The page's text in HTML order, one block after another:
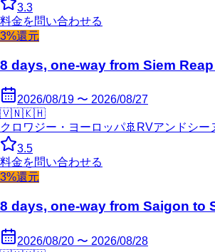
3.3
料金を問い合わせる
3%還元
8 days, one-way from Siem
2026/08/19 〜 2026/08/27
🇻🇳🇰🇭
クロワジー・ヨーロッパ🚢 RVアンドシー
3.5
料金を問い合わせる
3%還元
8 days, one-way from Saigon to
2026/08/20 〜 2026/08/28